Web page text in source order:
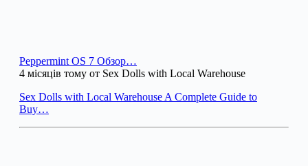
Peppermint OS 7 Обзор…
4 місяців тому от Sex Dolls with Local Warehouse
Sex Dolls with Local Warehouse A Complete Guide to
Buy…